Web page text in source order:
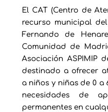
El CAT (Centro de
recurso municipal
Fernando de
Comunidad de
Asociación ASPIMIP
destinado a ofrecer
a niños y niñas de 0 a
necesidades de
permanentes en